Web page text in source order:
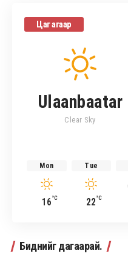
Цаг агаар
Ulaanbaatar
Clear Sky
Mon
16°C
Tue
22°C
Биднийг дагаарай.